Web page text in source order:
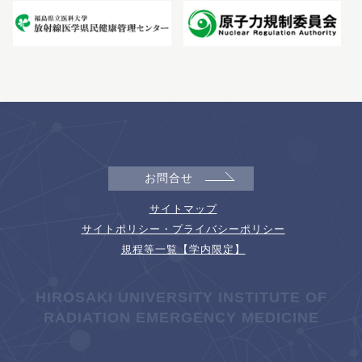
お問合せ
サイトマップ
サイトポリシー・プライバシーポリシー
規程等一覧【学内限定】
HIROSAKI UNIVERSITY INSTITUTE OF
RADIATION EMERGENCY MEDICINE